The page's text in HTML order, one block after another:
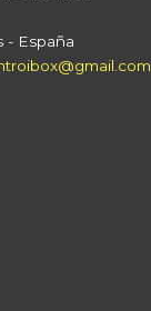
- España